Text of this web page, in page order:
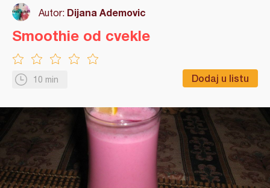
Autor: Dijana Ademovic
10 min Dodaj u listu
Smoothie od cvekle